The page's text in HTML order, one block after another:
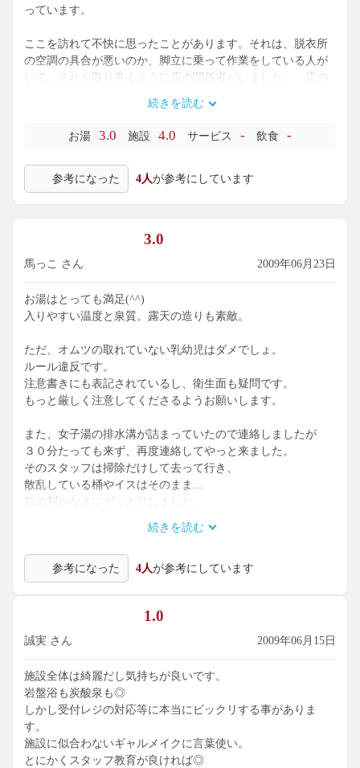
っています。
ここを訪れて不快に思ったことがあります。それは、脱衣所
の空調の具合が悪いのか、脚立に乗って作業をしている人が
いて、それを取り巻くように店の関係者がいました。 店の
魔な所に立って指示をしていました。客のほうが小さくなっ
ている始末です。こんな作業は緊急時以外は営業時間外に行
うべきでは…。 温泉うんぬんよりも、店側の客に対する姿
続きを読む
お湯 3.0 施設 4.0 サービス - 飲食 -
参考になった 4人が参考にしています
3.0
馬っこ さん 2009年06月23日
お湯はとっても満足(^^)
入りやすい温度と泉質。露天の造りも素敵。
ただ、オムツの取れていない乳幼児はダメでしょ。
ルール違反です。
注意書きにも表記されているし、衛生面も疑問です。
もっと厳しく注意してくださるようお願いします。
また、女子湯の排水溝が詰まっていたので連絡しましたが
３０分たっても来ず、再度連絡してやっと来ました。
そのスタッフは掃除だけして去って行き、
散乱している桶やイスはそのまま…
気の利かなさにガッカリしました。
新しく、お湯も良くていいところなのでまた行きます。
スタッフの成長を切望します。
これが行き届いたらきっと大繁盛でしょう！
応援してます
続きを読む
参考になった 4人が参考にしています
1.0
誠実 さん 2009年06月15日
施設全体は綺麗だし気持ちが良いです。
岩盤浴も炭酸泉も◎
しかし受付レジの対応等に本当にビックリする事がありま
す。
施設に似合わないギャルメイクに言葉使い。
とにかくスタッフ教育が良ければ◎